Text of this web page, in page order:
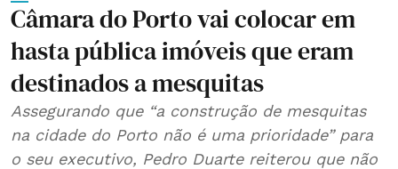
Câmara do Porto vai colocar em
hasta pública imóveis que eram
destinados a mesquitas
Assegurando que “a construção de mesquitas
na cidade do Porto não é uma prioridade” para
o seu executivo, Pedro Duarte reiterou que não